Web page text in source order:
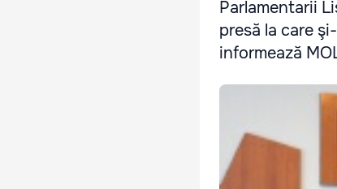
Parlamentarii
presă la care
informează